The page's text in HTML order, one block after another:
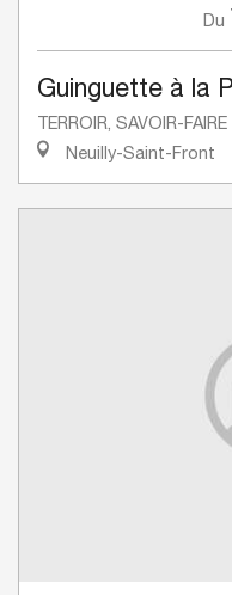
Du
Guinguette à la
TERROIR, SAVOIR-
Neuilly-Saint-Front